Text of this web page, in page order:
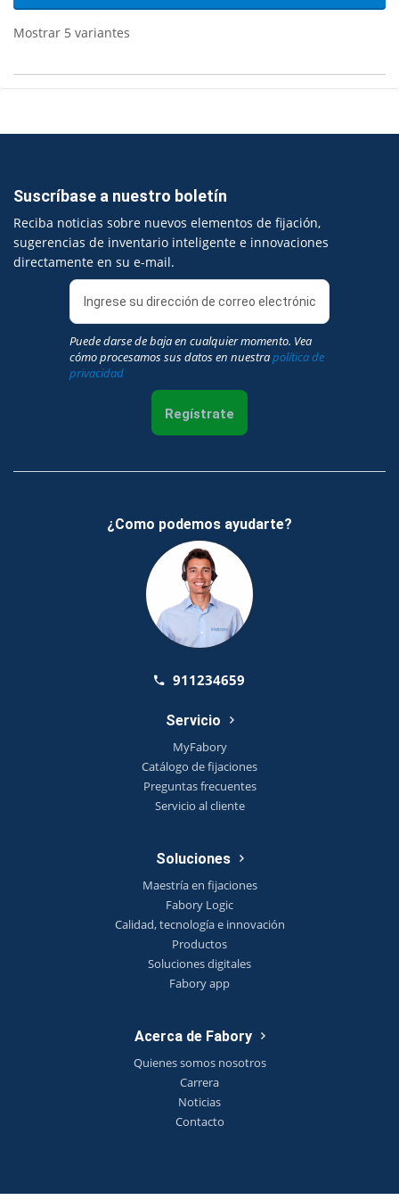
Mostrar 5 variantes
Suscríbase a nuestro boletín
Reciba noticias sobre nuevos elementos de fijación,
sugerencias de inventario inteligente e innovaciones
directamente en su e-mail.
Puede darse de baja en cualquier momento. Vea
cómo procesamos sus datos en nuestrapolítica de
privacidad
Regístrate
¿Como podemos ayudarte?
911234659
Servicio
MyFabory
Catálogo de fijaciones
Preguntas frecuentes
Servicio al cliente
Soluciones
Maestría en fijaciones
Fabory Logic
Calidad, tecnología e innovación
Productos
Soluciones digitales
Fabory app
Acerca de Fabory
Quienes somos nosotros
Carrera
Noticias
Contacto